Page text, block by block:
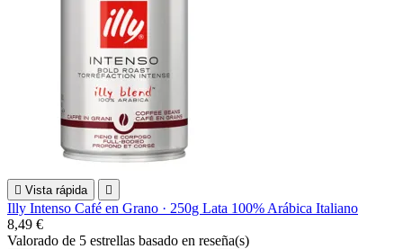
 Vista rápida 
Illy Intenso Café en Grano · 250g Lata 100% Arábica Italiano
8,49 €
Valorado de 5 estrellas basado en reseña(s)